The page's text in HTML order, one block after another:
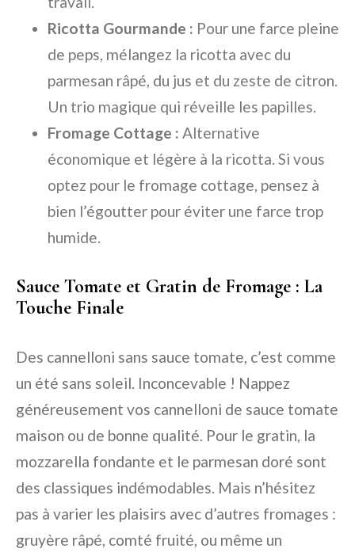
Ricotta Gourmande : Pour une farce pleine
de peps, mélangez la ricotta avec du
parmesan râpé, du jus et du zeste de citron.
Un trio magique qui réveille les papilles.
Fromage Cottage : Alternative
économique et légère à la ricotta. Si vous
optez pour le fromage cottage, pensez à
bien l’égoutter pour éviter une farce trop
humide.
Sauce Tomate et Gratin de Fromage : La
Touche Finale
Des cannelloni sans sauce tomate, c’est comme
un été sans soleil. Inconcevable ! Nappez
généreusement vos cannelloni de sauce tomate
maison ou de bonne qualité. Pour le gratin, la
mozzarella fondante et le parmesan doré sont
des classiques indémodables. Mais n’hésitez
pas à varier les plaisirs avec d’autres fromages :
gruyère râpé, comté fruité, ou même un